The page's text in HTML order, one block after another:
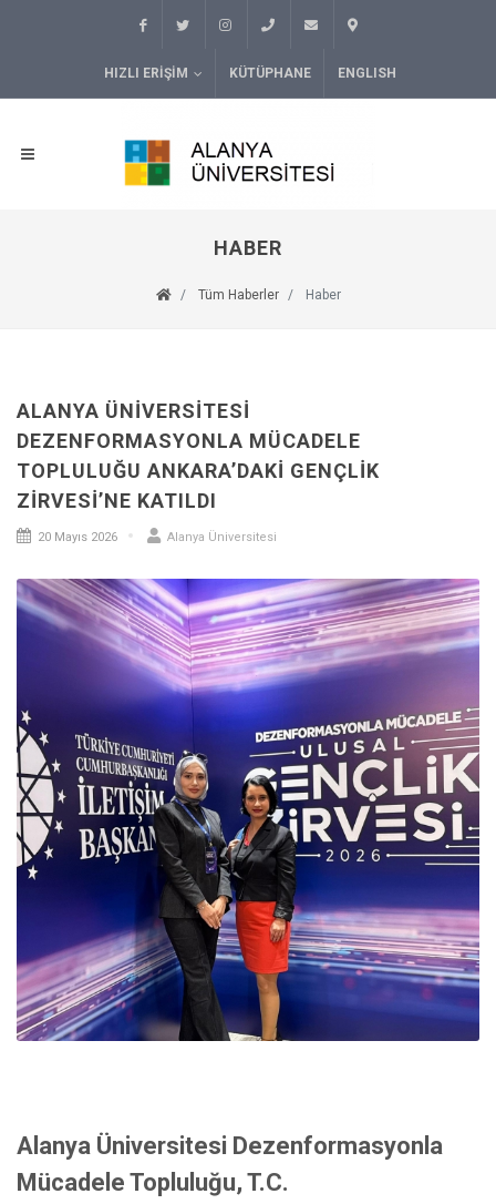
HIZLI ERIŞIM KÜTÜPHANE ENGLISH
HABER
Tüm Haberler Haber
ALANYA ÜNIVERSITESI
DEZENFORMASYONLA MÜCADELE
TOPLULUĞU ANKARA’DAKI GENÇLIK
ZIRVESI’NE KATILDI
20 Mayıs 2026 Alanya Üniversitesi
Alanya Üniversitesi Dezenformasyonla
Mücadele Topluluğu, T.C.